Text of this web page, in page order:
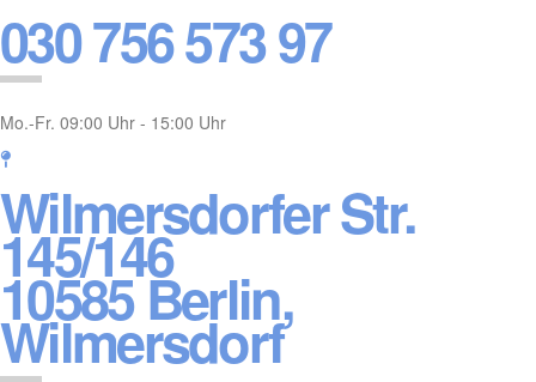
030 756 573 97
Mo.-Fr. 09:00 Uhr - 15:00 Uhr
Wilmersdorfer Str.
145/146
10585 Berlin,
Wilmersdorf